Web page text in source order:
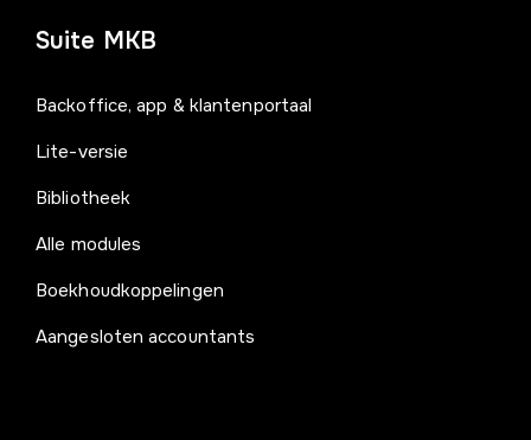
Suite MKB
Backoffice, app & klantenportaal
Lite-versie
Bibliotheek
Alle modules
Boekhoudkoppelingen
Aangesloten accountants